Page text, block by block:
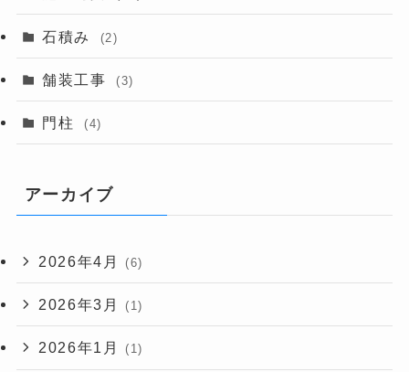
石積み (2)
舗装工事 (3)
門柱 (4)
アーカイブ
2026年4月 (6)
2026年3月 (1)
2026年1月 (1)